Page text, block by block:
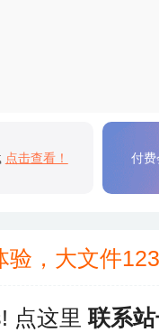
点击查看！ 付
验，大文件
点这里联系